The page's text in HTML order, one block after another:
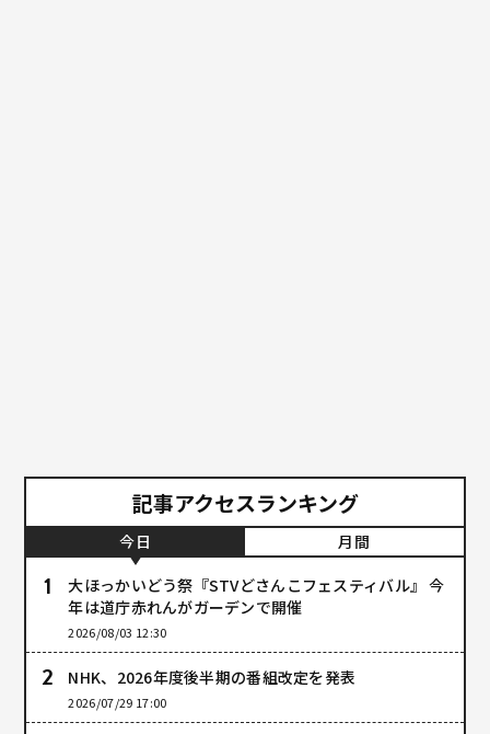
記事アクセスランキング
今日
月間
大ほっかいどう祭『STVどさんこフェスティバル』 今
年は道庁赤れんがガーデンで開催
2026/08/03 12:30
NHK、2026年度後半期の番組改定を発表
2026/07/29 17:00